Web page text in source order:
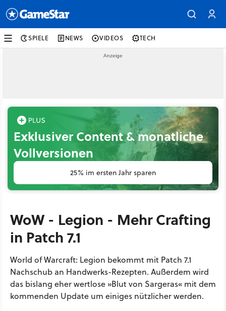
SPIELE NEWS VIDEOS TECH
Exklusiver Content & monatliche
Vollversionen
25% im ersten Jahr sparen
WoW - Legion - Mehr Crafting
in Patch 7.1
World of Warcraft: Legion bekommt mit Patch 7.1
Nachschub an Handwerks-Rezepten. Außerdem wird
das bislang eher wertlose »Blut von Sargeras« mit dem
kommenden Update um einiges nützlicher werden.